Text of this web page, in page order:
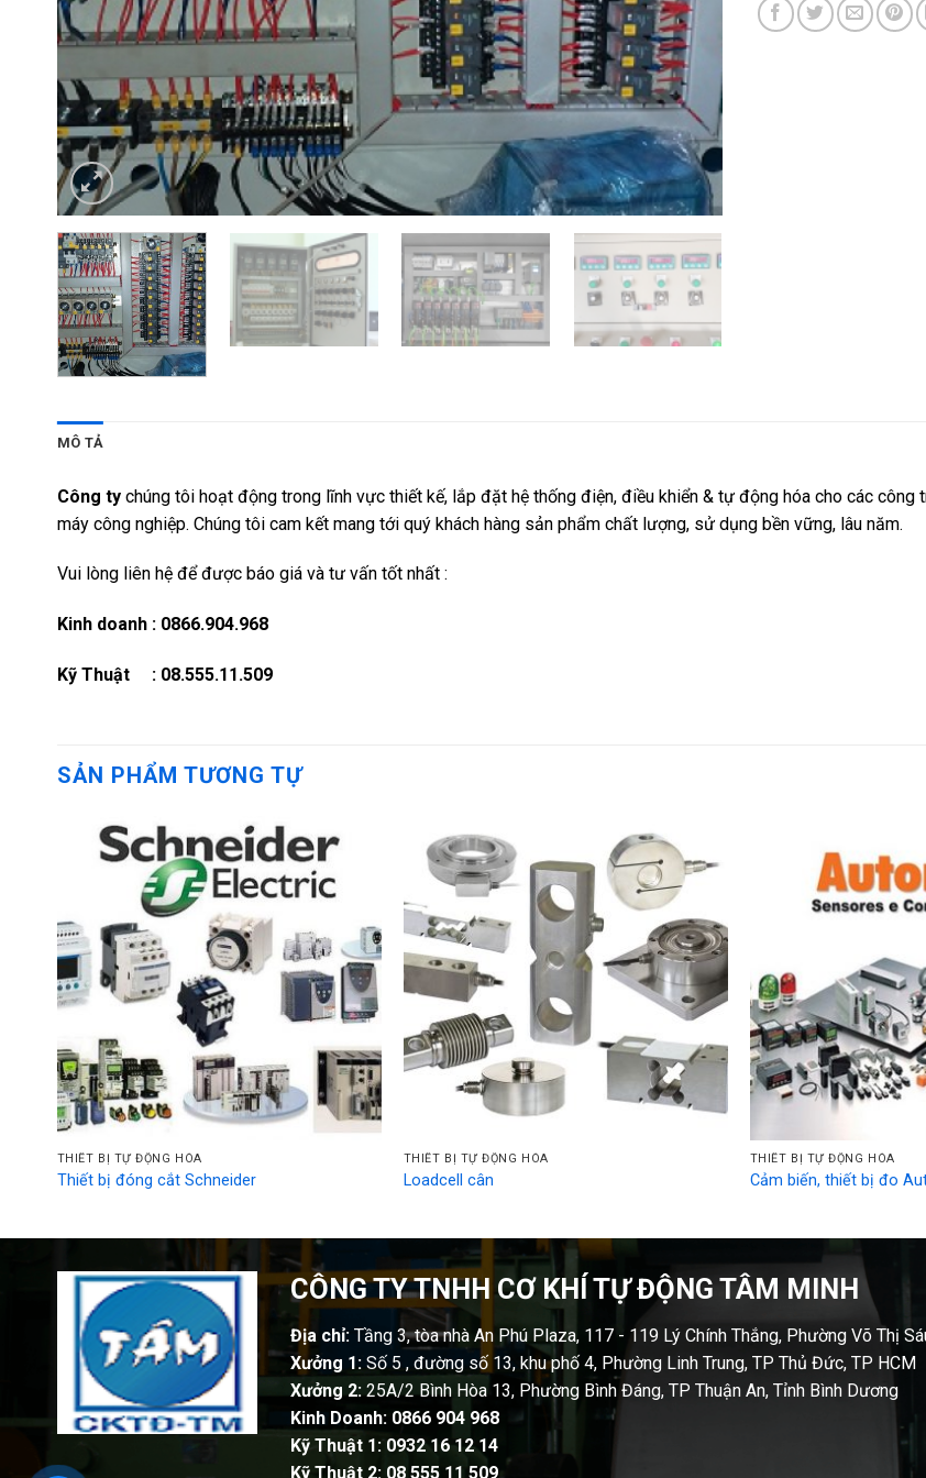
MÔ TẢ
Công ty chúng tôi hoạt động trong lĩnh vực thiết kế, lắp đặt hệ thống điện, điều khiển & tự động hóa cho các công
máy công nghiệp. Chúng tôi cam kết mang tới quý khách hàng sản phẩm chất lượng, sử dụng bền vững, lâu năm.
Vui lòng liên hệ để được báo giá và tư vấn tốt nhất :
Kinh doanh : 0866.904.968
Kỹ Thuật : 08.555.11.509
SẢN PHẨM TƯƠNG TỰ
THIẾT BỊ TỰ ĐỘNG HÓA
Thiết bị đóng cắt Schneider
THIẾT BỊ TỰ ĐỘNG HÓA
Loadcell cân
THIẾT BỊ TỰ ĐỘNG HÓA
Cảm biến, thiết bị đo
CÔNG TY TNHH CƠ KHÍ TỰ ĐỘNG TÂM MINH
Địa chỉ:Tầng 3, tòa nhà An Phú Plaza, 117 - 119 Lý Chính Thắng, Phường Võ Thị
Xưởng 1:Số 5 , đường số 13, khu phố 4, Phường Linh Trung, TP Thủ Đức, TP HCM
Xưởng 2:25A/2 Bình Hòa 13, Phường Bình Đáng, TP Thuận An, Tỉnh Bình Dương
Kinh Doanh: 0866 904 968
Kỹ Thuật 1: 0932 16 12 14
Kỹ Thuật 2: 08 555 11 509